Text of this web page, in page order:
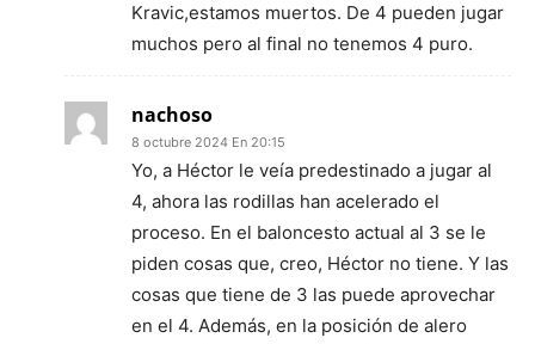
Kravic,estamos muertos. De 4 pueden jugar
muchos pero al final no tenemos 4 puro.
nachoso
8 octubre 2024 En 20:15
Yo, a Héctor le veía predestinado a jugar al
4, ahora las rodillas han acelerado el
proceso. En el baloncesto actual al 3 se le
piden cosas que, creo, Héctor no tiene. Y las
cosas que tiene de 3 las puede aprovechar
en el 4. Además, en la posición de alero